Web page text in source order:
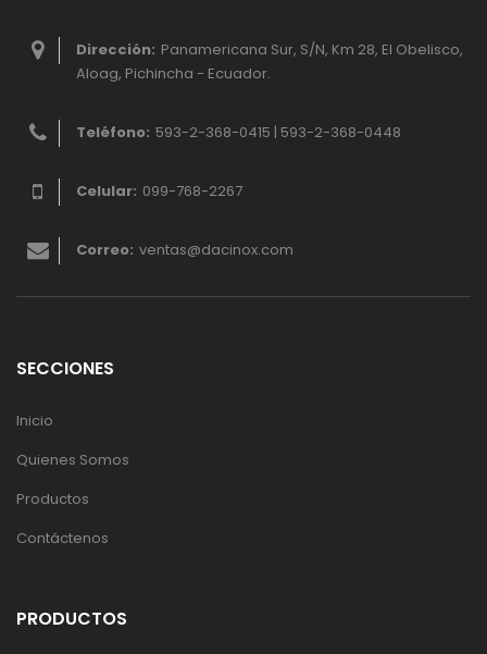
Dirección: Panamericana Sur, S/N, Km 28, El Obelisco,
Aloag, Pichincha - Ecuador.
Teléfono: 593-2-368-0415 | 593-2-368-0448
Celular: 099-768-2267
Correo: ventas@dacinox.com
SECCIONES
Inicio
Quienes Somos
Productos
Contáctenos
PRODUCTOS